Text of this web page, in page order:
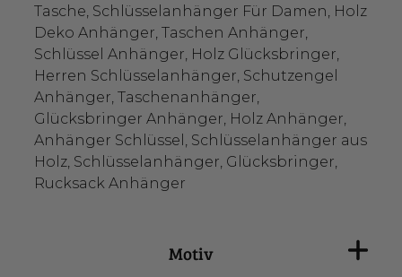
Tasche, Schlüsselanhänger Für Damen, Holz
Deko Anhänger, Taschen Anhänger,
Schlüssel Anhänger, Holz Glücksbringer,
Herren Schlüsselanhänger, Schutzengel
Anhänger, Taschenanhänger,
Glücksbringer Anhänger, Holz Anhänger,
Anhänger Schlüssel, Schlüsselanhänger aus
Holz, Schlüsselanhänger, Glücksbringer,
Rucksack Anhänger
Motiv